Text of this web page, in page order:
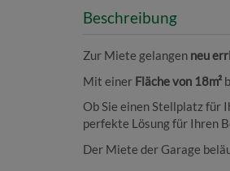
Beschreibung
Zur Miete gelangen neu
Mit einer Fläche von 18m²
Ob Sie einen Stellplatz für
perfekte Lösung für Ihren
Der Miete der Garage